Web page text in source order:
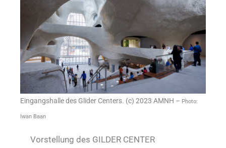
Eingangshalle des Glider Centers. (c) 2023 AMNH – Photo:
Iwan Baan
Vorstellung des GILDER CENTER